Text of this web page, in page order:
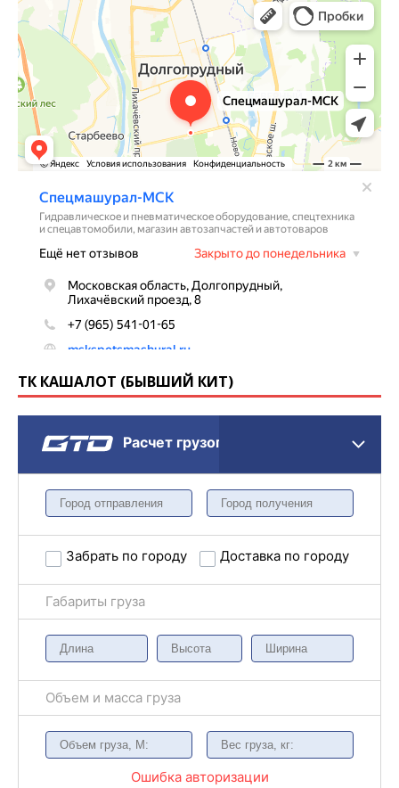
ТК КАШАЛОТ (БЫВШИЙ КИТ)
Расчет грузоперевозки
Забрать по городу Доставка по городу
Габариты груза
Объем и масса груза
Ошибка авторизации